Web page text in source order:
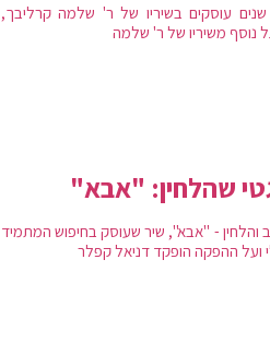
עוסקים בשיריו של ר' שלמה קרליבך,
שהלחין: "אבא"
והלחין - "אבא", שיר שעוסק בחיפוש המתמיד
ועל ההפקה הופקד דניאל קפלר